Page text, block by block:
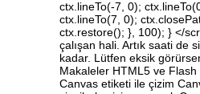
ctx.lineTo(-7, 0);
ctx.lineTo(7, 0);
ctx.restore(); }, 100); } </
çalışan hali. Artık saati de
kadar. Lütfen eksik
Makaleler HTML5 ve
Canvas etiketi ile çizim